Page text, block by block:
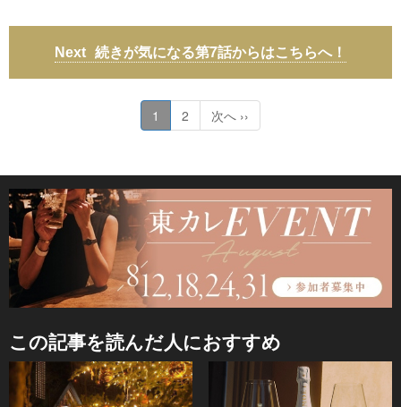
続きが気になる第7話からはこちらへ！
1 2 次へ ››
この記事を読んだ人におすすめ